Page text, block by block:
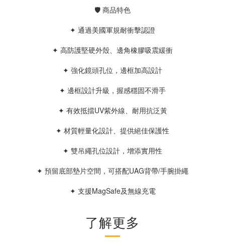
🛡 商品特色
✦ 通過美國軍規耐衝擊認證
✦ 高防護堅硬外殼、邊角橡膠吸震緩衝
✦ 強化鏡頭孔位，邊框加高設計
✦ 邊框設計升級，握感穩固不滑手
✦ 有效抵擋UV紫外線、耐用抗泛黃
✦ 材質輕量化設計、提供絕佳保護性
✦ 雙吊繩孔位設計，增添實用性
✦ 預留底部墊片空間，可搭配UAG背帶/手腕掛繩
✦ 支援MagSafe及無線充電
了解更多